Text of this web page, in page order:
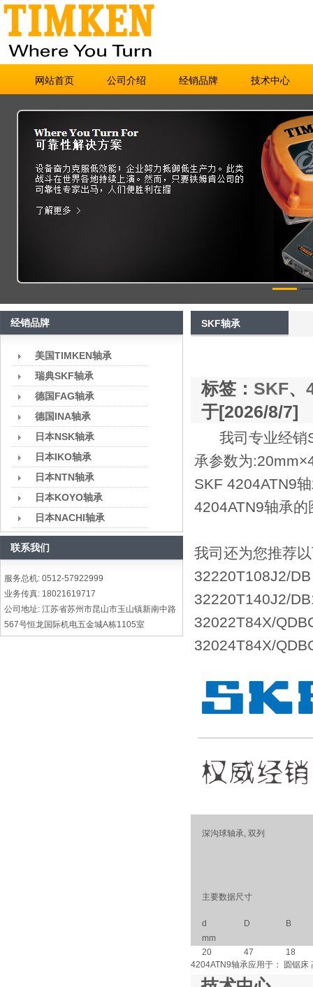
网站首页 公司介绍 经销品牌 技术中心
经销品牌
美国TIMKEN轴承
瑞典SKF轴承
德国FAG轴承
德国INA轴承
日本NSK轴承
日本IKO轴承
日本NTN轴承
日本KOYO轴承
日本NACHI轴承
联系我们
服务总机: 0512-57922999
业务传真: 18021619717
公司地址: 江苏省苏州市昆山市玉山镇新南中路
567号恒龙国际机电五金城A栋1105室
SKF轴承
标签： SKF、
于[2026/8/7]
我司专业经销
承参数为
SKF 4204ATN9
4204ATN9轴承
我司还为您推荐
32220T108J2/
32220T140J2/
32022T84X/
32024T84X/
深沟球轴承, 双列
主要数据尺寸
d D
B
mm
20
47
18
4204ATN9轴承应用于： 圆锯床